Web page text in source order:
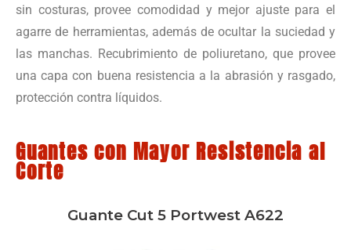
sin costuras, provee comodidad y mejor ajuste para el
agarre de herramientas, además de ocultar la suciedad y
las manchas. Recubrimiento de poliuretano, que provee
una capa con buena resistencia a la abrasión y rasgado,
protección contra líquidos.
Guantes con Mayor Resistencia al
Corte
Guante Cut 5 Portwest A622